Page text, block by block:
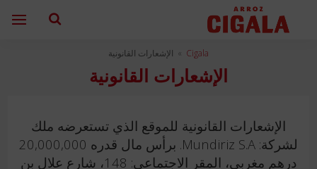
Cigala
» الإشعارات القانونية
الإشعارات القانونية
الإشعارات القانونية للموقع الذي تستعرضه ملك
لشركة: Mundiriz S.A. برأس مال قدره 20,000,000
درهم مغربي، المقر الاجتماعي: 148، شارع علال بن